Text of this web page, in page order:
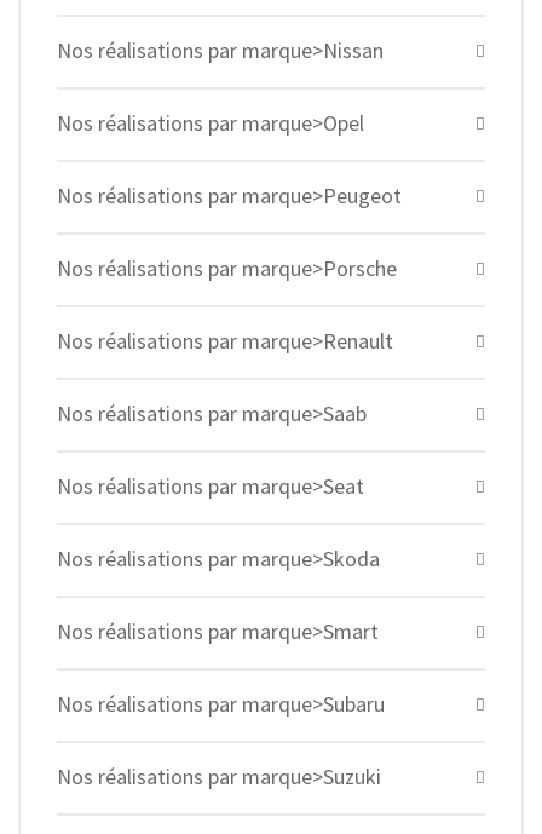
Nos réalisations par marque>Nissan
Nos réalisations par marque>Opel
Nos réalisations par marque>Peugeot
Nos réalisations par marque>Porsche
Nos réalisations par marque>Renault
Nos réalisations par marque>Saab
Nos réalisations par marque>Seat
Nos réalisations par marque>Skoda
Nos réalisations par marque>Smart
Nos réalisations par marque>Subaru
Nos réalisations par marque>Suzuki